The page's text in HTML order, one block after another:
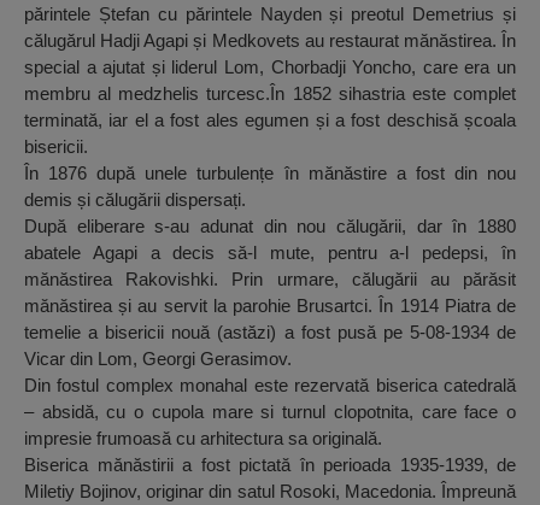
părintele Ștefan cu părintele Nayden și preotul Demetrius și
călugărul Hadji Agapi și Medkovets au restaurat mănăstirea. În
special a ajutat și liderul Lom, Chorbadji Yoncho, care era un
membru al medzhelis turcesc.În 1852 sihastria este complet
terminată, iar el a fost ales egumen și a fost deschisă școala
bisericii.
În 1876 după unele turbulențe în mănăstire a fost din nou
demis și călugării dispersați.
După eliberare s-au adunat din nou călugării, dar în 1880
abatele Agapi a decis să-l mute, pentru a-l pedepsi, în
mănăstirea Rakovishki. Prin urmare, călugării au părăsit
mănăstirea și au servit la parohie Brusartci. În 1914 Piatra de
temelie a bisericii nouă (astăzi) a fost pusă pe 5-08-1934 de
Vicar din Lom, Georgi Gerasimov.
Din fostul complex monahal este rezervată biserica catedrală
– absidă, cu o cupola mare si turnul clopotnita, care face o
impresie frumoasă cu arhitectura sa originală.
Biserica mănăstirii a fost pictată în perioada 1935-1939, de
Miletiy Bojinov, originar din satul Rosoki, Macedonia. Împreună